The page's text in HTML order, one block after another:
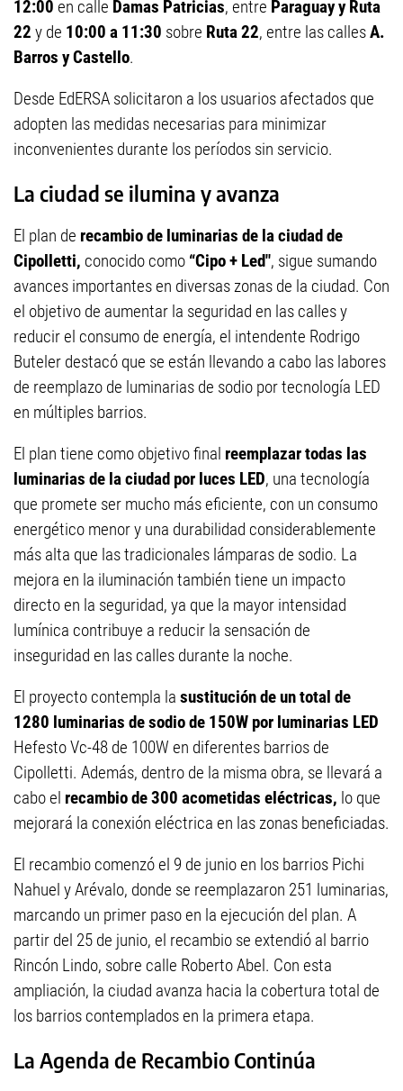
12:00 en calle Damas Patricias, entre Paraguay y Ruta
22 y de 10:00 a 11:30 sobre Ruta 22, entre las callesA.
Barros y Castello.
Desde EdERSA solicitaron a los usuarios afectados que
adopten las medidas necesarias para minimizar
inconvenientes durante los períodos sin servicio.
La ciudad se ilumina y avanza
El plan de recambio de luminarias de la ciudad de
Cipolletti, conocido como “Cipo + Led", sigue sumando
avances importantes en diversas zonas de la ciudad. Con
el objetivo de aumentar la seguridad en las calles y
reducir el consumo de energía, el intendente Rodrigo
Buteler destacó que se están llevando a cabo las labores
de reemplazo de luminarias de sodio por tecnología LED
en múltiples barrios.
El plan tiene como objetivo final reemplazar todas las
luminarias de la ciudad por luces LED, una tecnología
que promete ser mucho más eficiente, con un consumo
energético menor y una durabilidad considerablemente
más alta que las tradicionales lámparas de sodio. La
mejora en la iluminación también tiene un impacto
directo en la seguridad, ya que la mayor intensidad
lumínica contribuye a reducir la sensación de
inseguridad en las calles durante la noche.
El proyecto contempla la sustitución de un total de
1280 luminarias de sodio de 150W por luminarias LED
Hefesto Vc-48 de 100W en diferentes barrios de
Cipolletti. Además, dentro de la misma obra, se llevará a
cabo el recambio de 300 acometidas eléctricas, lo que
mejorará la conexión eléctrica en las zonas beneficiadas.
El recambio comenzó el 9 de junio en los barrios Pichi
Nahuel y Arévalo, donde se reemplazaron 251 luminarias,
marcando un primer paso en la ejecución del plan. A
partir del 25 de junio, el recambio se extendió al barrio
Rincón Lindo, sobre calle Roberto Abel. Con esta
ampliación, la ciudad avanza hacia la cobertura total de
los barrios contemplados en la primera etapa.
La Agenda de Recambio Continúa